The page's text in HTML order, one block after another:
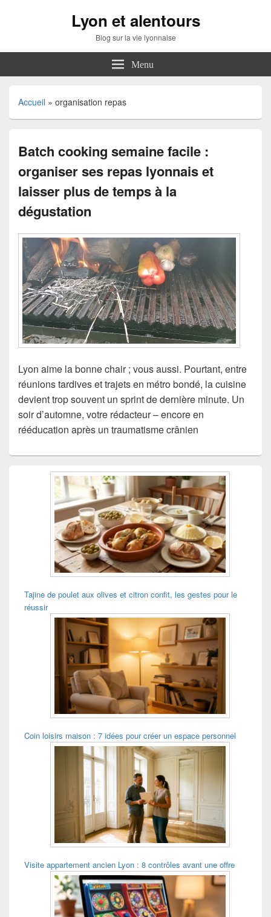
Lyon et alentours
Blog sur la vie lyonnaise
Menu
Accueil » organisation repas
Batch cooking semaine facile :
organiser ses repas lyonnais et
laisser plus de temps à la
dégustation
Lyon aime la bonne chair ; vous aussi. Pourtant, entre
réunions tardives et trajets en métro bondé, la cuisine
devient trop souvent un sprint de dernière minute. Un
soir d’automne, votre rédacteur – encore en
rééducation après un traumatisme crânien
Tajine de poulet aux olives et citron confit, les gestes pour le
réussir
Coin loisirs maison : 7 idées pour créer un espace personnel
Visite appartement ancien Lyon : 8 contrôles avant une offre